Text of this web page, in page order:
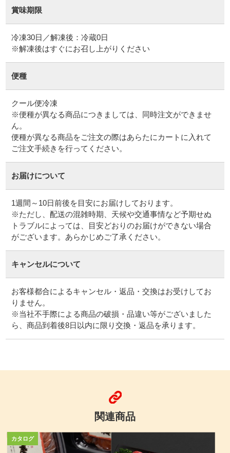
賞味期限
冷凍30日／解凍後：冷蔵0日
※解凍後はすぐにお召し上がりください
便種
クール便冷凍
※便種が異なる商品につきましては、同時注文ができませ
ん。
便種が異なる商品をご注文の際はあらたにカートに入れて
ご注文手続きを行ってください。
お届けについて
1週間～10日前後を目安にお届けしております。
※ただし、配送の混雑時期、天候や交通事情など予期せぬ
トラブルによっては、目安どおりのお届けができない場合
がございます。あらかじめご了承ください。
キャンセルについて
お客様都合によるキャンセル・返品・交換はお受けしてお
りません。
※当社不手際による商品の破損・品違い等がございました
ら、商品到着後8日以内に限り交換・返品を承ります。
関連商品